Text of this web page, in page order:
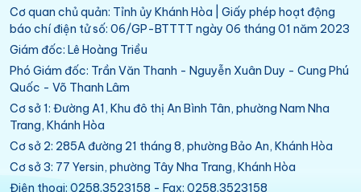
Cơ quan chủ quản: Tỉnh ủy Khánh Hòa | Giấy phép hoạt động
báo chí điện tử số: 06/GP-BTTTT ngày 06 tháng 01 năm 2023
Giám đốc: Lê Hoàng Triều
Phó Giám đốc: Trần Văn Thanh - Nguyễn Xuân Duy - Cung Phú
Quốc - Võ Thanh Lâm
Cơ sở 1: Đường A1, Khu đô thị An Bình Tân, phường Nam Nha
Trang, Khánh Hòa
Cơ sở 2: 285A đường 21 tháng 8, phường Bảo An, Khánh Hòa
Cơ sở 3: 77 Yersin, phường Tây Nha Trang, Khánh Hòa
Điện thoại: 0258.3523158 - Fax: 0258.3523158